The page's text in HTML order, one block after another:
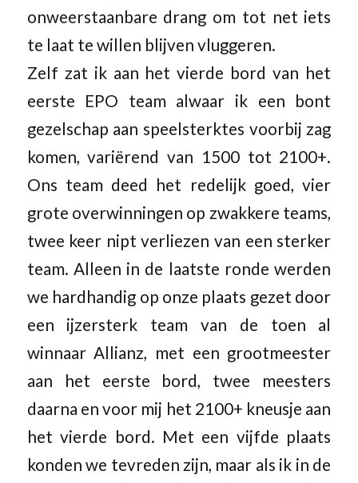
onweerstaanbare drang om tot net iets
te laat te willen blijven vluggeren.
Zelf zat ik aan het vierde bord van het
eerste EPO team alwaar ik een bont
gezelschap aan speelsterktes voorbij zag
komen, variërend van 1500 tot 2100+.
Ons team deed het redelijk goed, vier
grote overwinningen op zwakkere teams,
twee keer nipt verliezen van een sterker
team. Alleen in de laatste ronde werden
we hardhandig op onze plaats gezet door
een ijzersterk team van de toen al
winnaar Allianz, met een grootmeester
aan het eerste bord, twee meesters
daarna en voor mij het 2100+ kneusje aan
het vierde bord. Met een vijfde plaats
konden we tevreden zijn, maar als ik in de